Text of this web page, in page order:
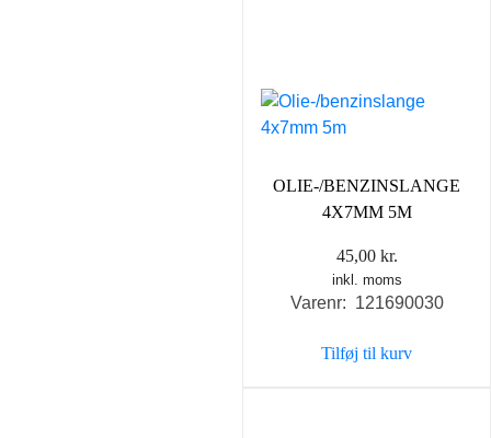
OLIE-/BENZINSLANGE
4X7MM 5M
45,00 kr.
inkl. moms
Varenr: 121690030
Tilføj til kurv